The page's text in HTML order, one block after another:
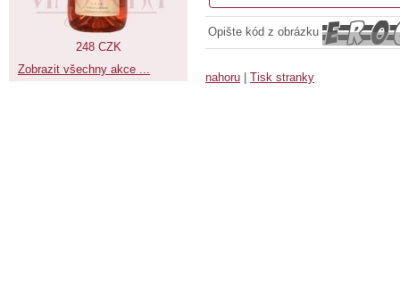
Opište kód z obrázku
nahoru Tisk stranky
248 CZK
Zobrazit všechny akce ...